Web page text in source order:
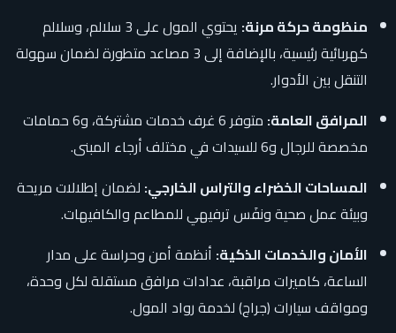
منظومة حركة مرنة:
يحتوي المول على 3 سلالم، وسلالم
كهربائية رئيسية، بالإضافة إلى 3 مصاعد متطورة لضمان سهولة
التنقل بين الأدوار.
المرافق العامة:
متوفر 6 غرف خدمات مشتركة، و6 حمامات
مخصصة للرجال و6 للسيدات في مختلف أرجاء المبنى.
المساحات الخضراء والتراس الخارجي: لضمان إطلالات مريحة
وبيئة عمل صحية ونفَس ترفيهي للمطاعم والكافيهات.
الأمان والخدمات الذكية: أنظمة أمن وحراسة على مدار
الساعة، كاميرات مراقبة، عدادات مرافق مستقلة لكل وحدة،
ومواقف سيارات (جراج) لخدمة رواد المول.